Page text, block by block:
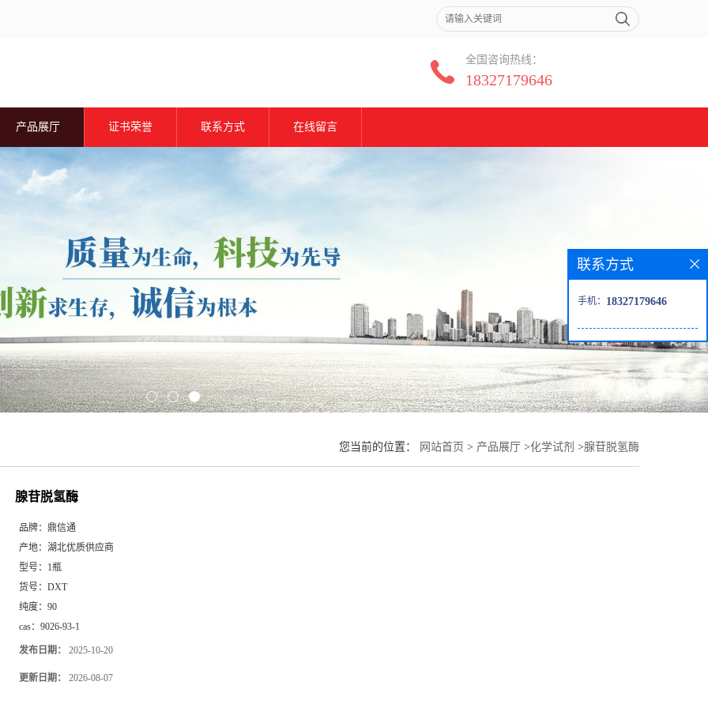
全国咨询热线：
18327179646
产品展厅 证书荣誉 联系方式 在线留言
您当前的位置： 网站首页 > 产品展厅 >化学试剂 >腺苷脱氢酶
腺苷脱氢酶
品牌： 鼎信通
产地： 湖北优质供应商
型号： 1瓶
货号： DXT
纯度： 90
cas： 9026-93-1
发布日期： 2025-10-20
更新日期： 2026-08-07
联系方式
手机： 18327179646